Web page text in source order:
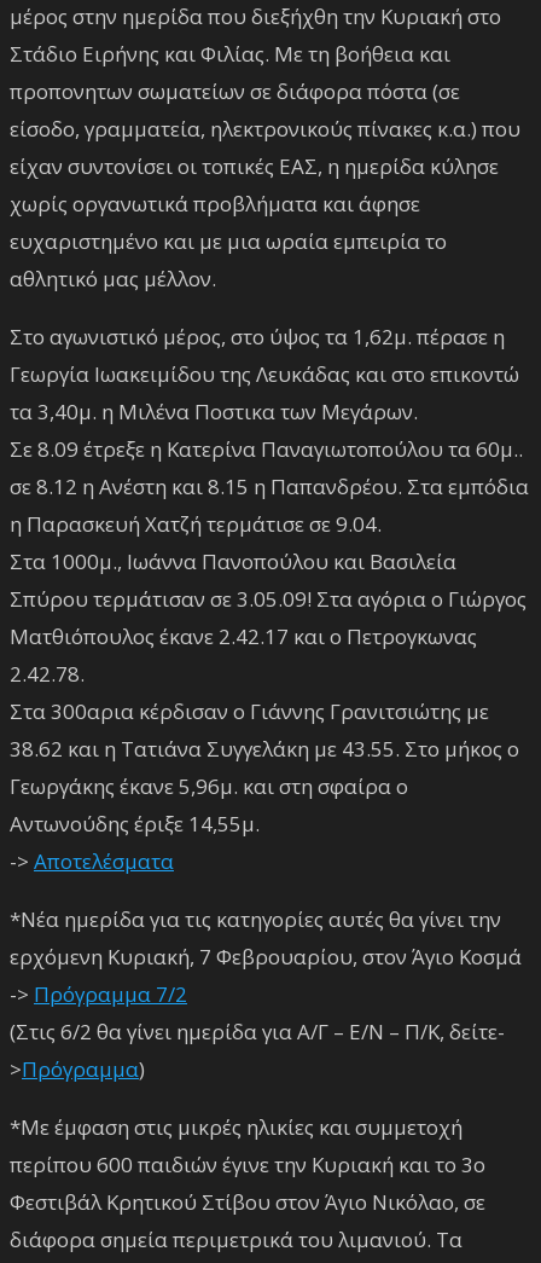
μέρος στην ημερίδα που διεξήχθη την Κυριακή στο
Στάδιο Ειρήνης και Φιλίας. Με τη βοήθεια και
προπονητων σωματείων σε διάφορα πόστα (σε
είσοδο, γραμματεία, ηλεκτρονικούς πίνακες κ.α.) που
είχαν συντονίσει οι τοπικές ΕΑΣ, η ημερίδα κύλησε
χωρίς οργανωτικά προβλήματα και άφησε
ευχαριστημένο και με μια ωραία εμπειρία το
αθλητικό μας μέλλον.
Στο αγωνιστικό μέρος, στο ύψος τα 1,62μ. πέρασε η
Γεωργία Ιωακειμίδου της Λευκάδας και στο επικοντώ
τα 3,40μ. η Μιλένα Ποστικα των Μεγάρων.
Σε 8.09 έτρεξε η Κατερίνα Παναγιωτοπούλου τα 60μ..
σε 8.12 η Ανέστη και 8.15 η Παπανδρέου. Στα εμπόδια
η Παρασκευή Χατζή τερμάτισε σε 9.04.
Στα 1000μ., Ιωάννα Πανοπούλου και Βασιλεία
Σπύρου τερμάτισαν σε 3.05.09! Στα αγόρια ο Γιώργος
Ματθιόπουλος έκανε 2.42.17 και ο Πετρογκωνας
2.42.78.
Στα 300αρια κέρδισαν ο Γιάννης Γρανιτσιώτης με
38.62 και η Τατιάνα Συγγελάκη με 43.55. Στο μήκος ο
Γεωργάκης έκανε 5,96μ. και στη σφαίρα ο
Αντωνούδης έριξε 14,55μ.
-> Αποτελέσματα
*Νέα ημερίδα για τις κατηγορίες αυτές θα γίνει την
ερχόμενη Κυριακή, 7 Φεβρουαρίου, στον Άγιο Κοσμά
-> Πρόγραμμα 7/2
(Στις 6/2 θα γίνει ημερίδα για Α/Γ – Ε/Ν – Π/Κ, δείτε-
>Πρόγραμμα)
*Με έμφαση στις μικρές ηλικίες και συμμετοχή
περίπου 600 παιδιών έγινε την Κυριακή και το 3ο
Φεστιβάλ Κρητικού Στίβου στον Άγιο Νικόλαο, σε
διάφορα σημεία περιμετρικά του λιμανιού. Τα